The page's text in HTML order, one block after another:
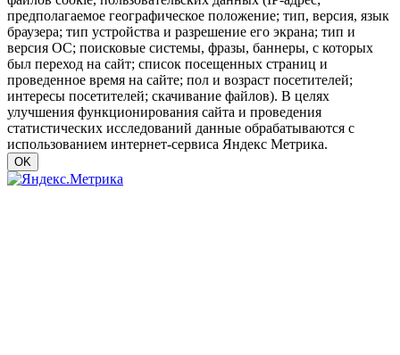
предполагаемое географическое положение; тип, версия, язык
браузера; тип устройства и разрешение его экрана; тип и
версия ОС; поисковые системы, фразы, баннеры, с которых
был переход на сайт; список посещенных страниц и
проведенное время на сайте; пол и возраст посетителей;
интересы посетителей; скачивание файлов). В целях
улучшения функционирования сайта и проведения
статистических исследований данные обрабатываются с
использованием интернет-сервиса Яндекс Метрика.
OK